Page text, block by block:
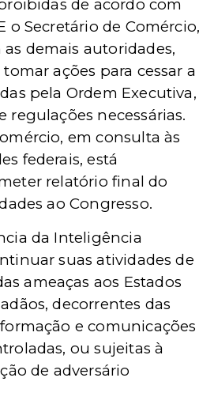
de acordo com
o Secretário de Comércio,
demais autoridades,
ações para cessar a
pela Ordem Executiva,
regulações necessárias.
em consulta às
federais, está
relatório final do
ao Congresso.
da Inteligência
suas atividades de
ameaças aos Estados
decorrentes das
e comunicações
ou sujeitas à
de adversário